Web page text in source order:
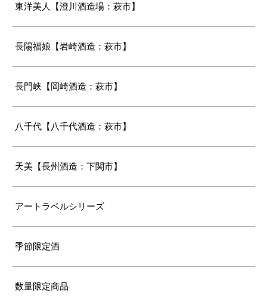
東洋美人【澄川酒造場：萩市】
長陽福娘【岩崎酒造：萩市】
長門峡【岡崎酒造：萩市】
八千代【八千代酒造：萩市】
天美【長州酒造：下関市】
アートラベルシリーズ
季節限定酒
数量限定商品